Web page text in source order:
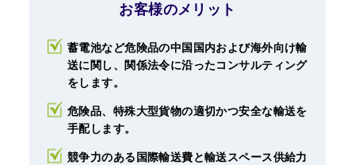
お客様のメリット
蓄電池など危険品の中国国内および海外向け輸
送に関し、関係法令に沿ったコンサルティング
をします。
危険品、特殊大型貨物の適切かつ安全な輸送を
手配します。
競争力のある国際輸送費と輸送スペース供給力